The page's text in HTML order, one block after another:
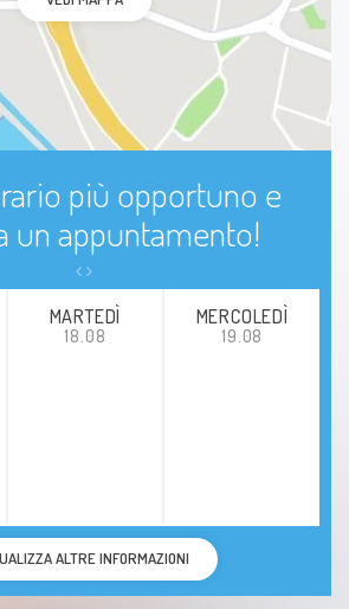
più opportuno e
un appuntamento!
MARTEDÌ
18.08
MERCOLEDÌ
19.08
ALTRE INFORMAZIONI